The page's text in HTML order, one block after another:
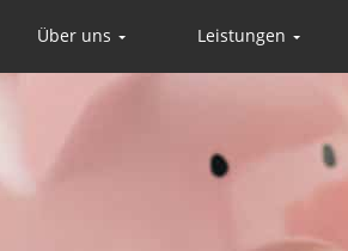
Über uns Leistungen